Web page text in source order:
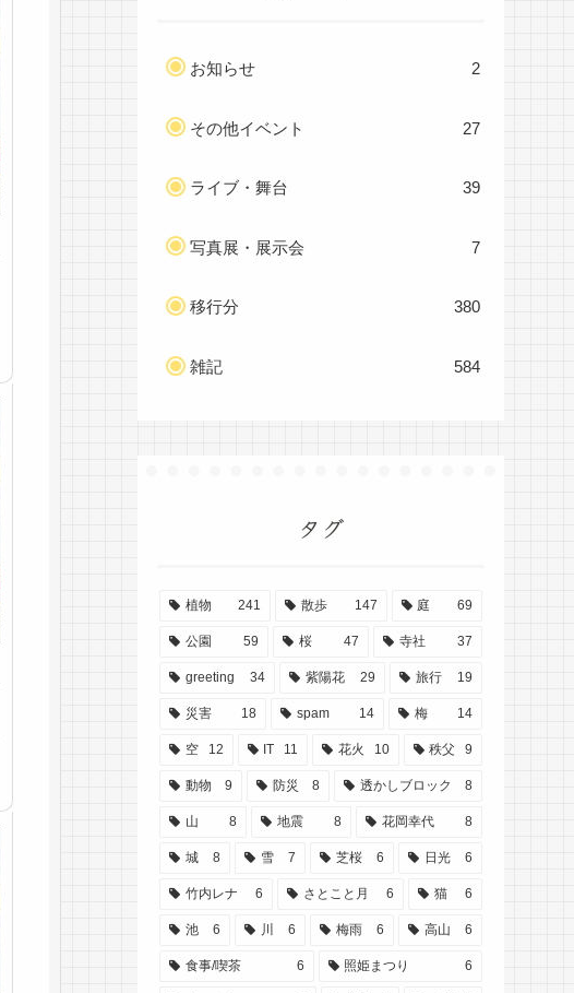
お知らせ 2
その他イベント 27
ライブ・舞台 39
写真展・展示会 7
移行分 380
雑記 584
タグ
植物 241 散歩 147 庭 69
公園 59 桜 47 寺社 37
greeting 34 紫陽花 29 旅行 19
災害 18 spam 14 梅 14
空 12 IT 11 花火 10 秩父 9
動物 9 防災 8 透かしブロック 8
山 8 地震 8 花岡幸代 8
城 8 雪 7 芝桜 6 日光 6
竹内レナ 6 さとこと月 6 猫 6
池 6 川 6 梅雨 6 高山 6
食事/喫茶 6 照姫まつり 6